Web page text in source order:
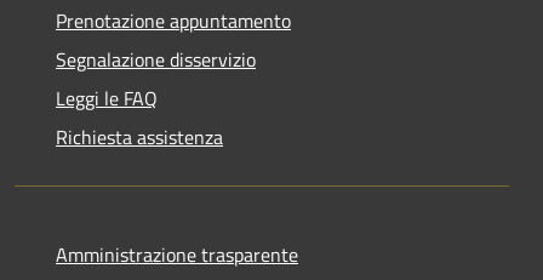
Prenotazione appuntamento
Segnalazione disservizio
Leggi le FAQ
Richiesta assistenza
Amministrazione trasparente